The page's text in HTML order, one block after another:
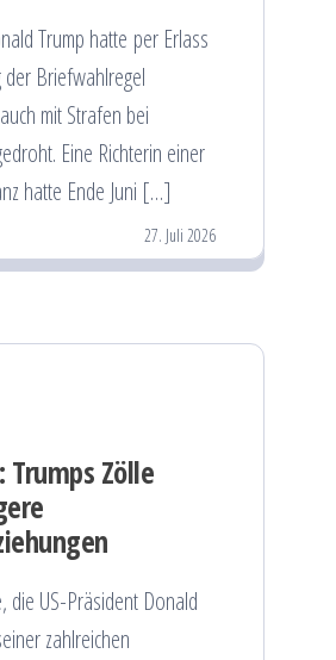
Trump hatte per Erlass
Briefwahlregel
mit Strafen bei
Eine Richterin einer
hatte Ende Juni […]
27. Juli 2026
Trumps Zölle
die US-Präsident Donald
zahlreichen